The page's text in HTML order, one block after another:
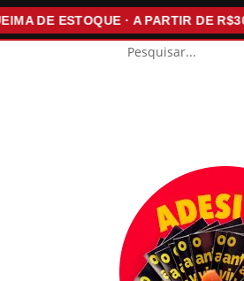
DE ESTOQUE · A PARTIR DE R$30